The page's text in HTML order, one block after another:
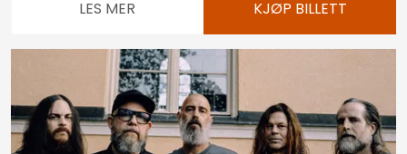
LES MER KJØP BILLETT